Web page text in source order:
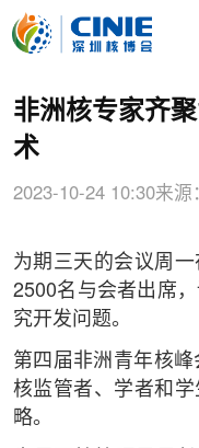
非洲核专家齐
术
2023-10-24 10:30来源
为期三天的会议周
2500名与会者出席
究开发问题。
第四届非洲青年核
核监管者、学者和
略。